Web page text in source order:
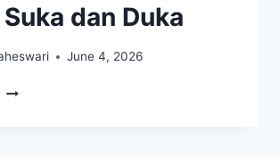
dan Duka
June 4, 2026
9